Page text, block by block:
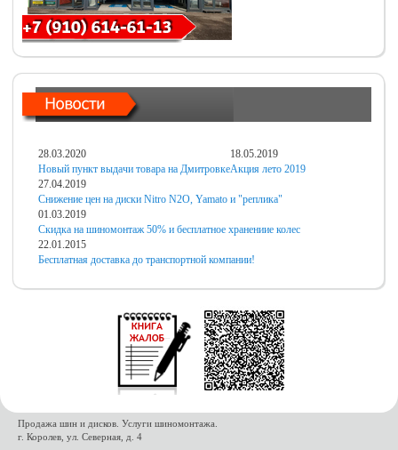
28.03.2020
Новый пункт выдачи товара на Дмитровке
18.05.2019
Акция лето 2019
27.04.2019
Снижение цен на диски Nitro N2O, Yamato и "реплика"
01.03.2019
Скидка на шиномонтаж 50% и бесплатное хранениие колес
22.01.2015
Бесплатная доставка до транспортной компании!
Продажа шин и дисков. Услуги шиномонтажа.
г. Королев, ул. Северная, д. 4